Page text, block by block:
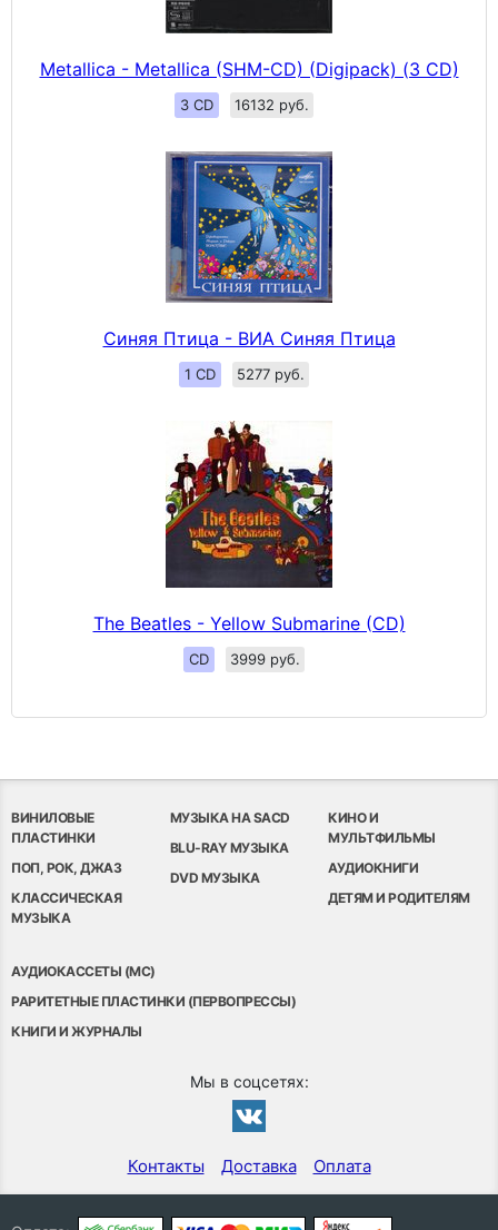
Metallica - Metallica (SHM-CD) (Digipack) (3 CD)
3 CD 16132 руб.
Синяя Птица - ВИА Синяя Птица
1 CD 5277 руб.
The Beatles - Yellow Submarine (CD)
CD 3999 руб.
ВИНИЛОВЫЕ
ПЛАСТИНКИ
ПОП, РОК, ДЖАЗ
КЛАССИЧЕСКАЯ
МУЗЫКА
МУЗЫКА НА SACD
BLU-RAY МУЗЫКА
DVD МУЗЫКА
КИНО И
МУЛЬТФИЛЬМЫ
АУДИОКНИГИ
ДЕТЯМ И РОДИТЕЛЯМ
АУДИОКАССЕТЫ (MC)
РАРИТЕТНЫЕ ПЛАСТИНКИ (ПЕРВОПРЕССЫ)
КНИГИ И ЖУРНАЛЫ
Мы в соцсетях:
Контакты Доставка Оплата